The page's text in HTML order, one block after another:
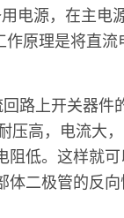
电源，在主电
原理是将直
路上开关器件
压高，电流大
低。这样就
二极管的反